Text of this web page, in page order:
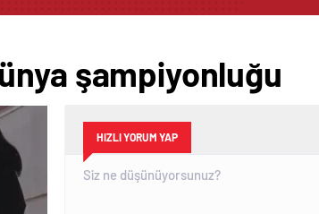
şampiyonluğu
HIZLI YORUM YAP